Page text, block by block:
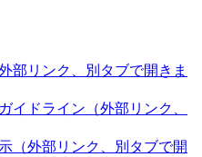
外部リンク、別タブで開きま
イドライン （外部リンク、
（外部リンク、別タブで開